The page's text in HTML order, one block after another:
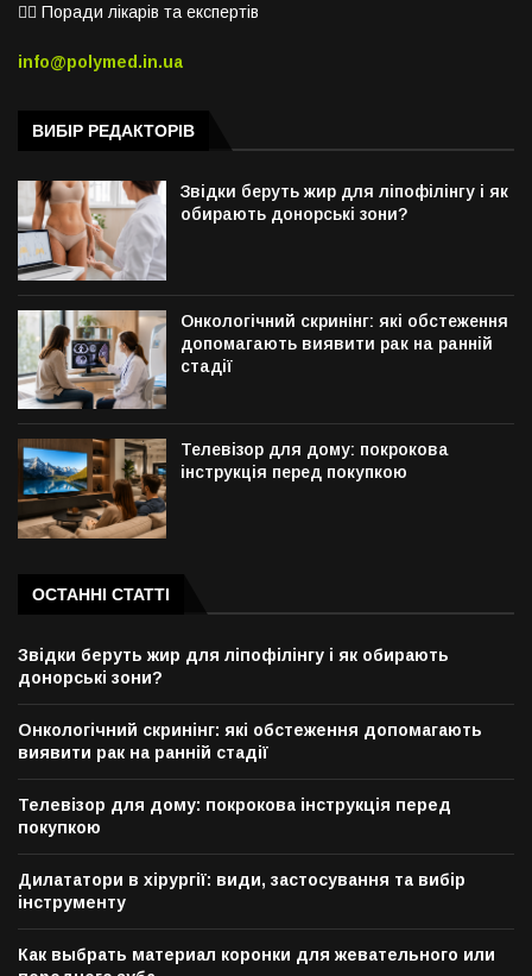
👨‍⚕️ Поради лікарів та експертів
info@polymed.in.ua
ВИБІР РЕДАКТОРІВ
Звідки беруть жир для ліпофілінгу і як
обирають донорські зони?
Онкологічний скринінг: які обстеження
допомагають виявити рак на ранній
стадії
Телевізор для дому: покрокова
інструкція перед покупкою
ОСТАННІ СТАТТІ
Звідки беруть жир для ліпофілінгу і як обирають
донорські зони?
Онкологічний скринінг: які обстеження допомагають
виявити рак на ранній стадії
Телевізор для дому: покрокова інструкція перед
покупкою
Дилататори в хірургії: види, застосування та вибір
інструменту
Как выбрать материал коронки для жевательного или